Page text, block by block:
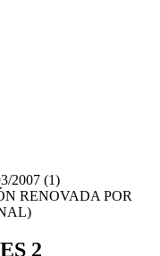
2007 (1)
RENOVADA POR
2